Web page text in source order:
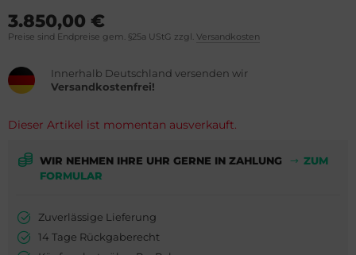
3.850,00 €
Preise sind Endpreise gem. §25a UStG zzgl. Versandkosten
Innerhalb Deutschland versenden wir
Versandkostenfrei!
Dieser Artikel ist momentan ausverkauft.
WIR NEHMEN IHRE UHR GERNE IN ZAHLUNG
ZUM
FORMULAR
Zuverlässige Lieferung
14 Tage Rückgaberecht
Lemans